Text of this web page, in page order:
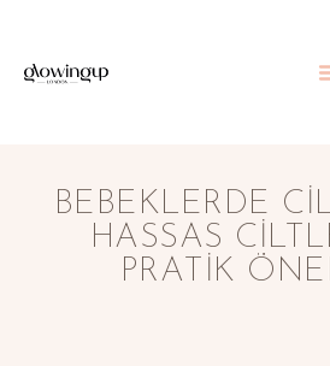
BEBEKLERDE
HASSAS
PRATIK